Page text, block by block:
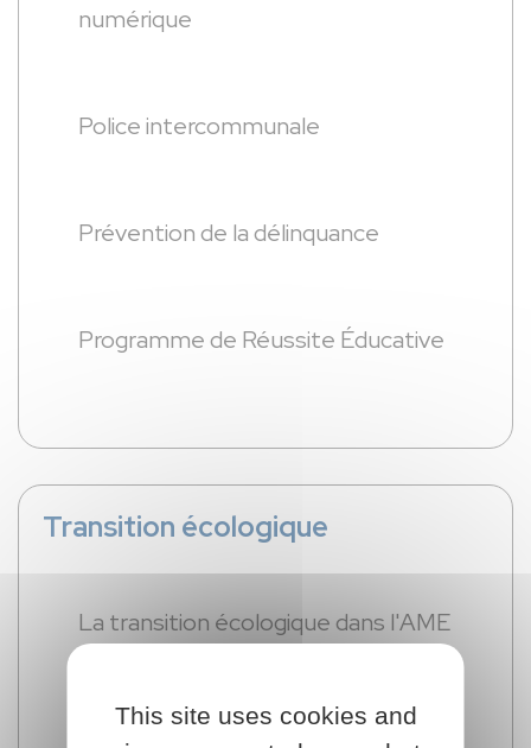
numérique
Police intercommunale
Prévention de la délinquance
Programme de Réussite Éducative
Transition écologique
La transition écologique dans l'AME
Territoire Engagé pour la Nature
This site uses cookies and